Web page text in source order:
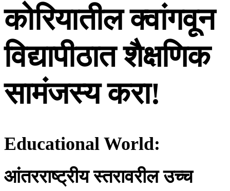
कोरियातील क्वांगवून
विद्यापीठात शैक्षणिक
सामंजस्य करा!
Educational World:
आंतरराष्ट्रीय स्तरावरील उच्च